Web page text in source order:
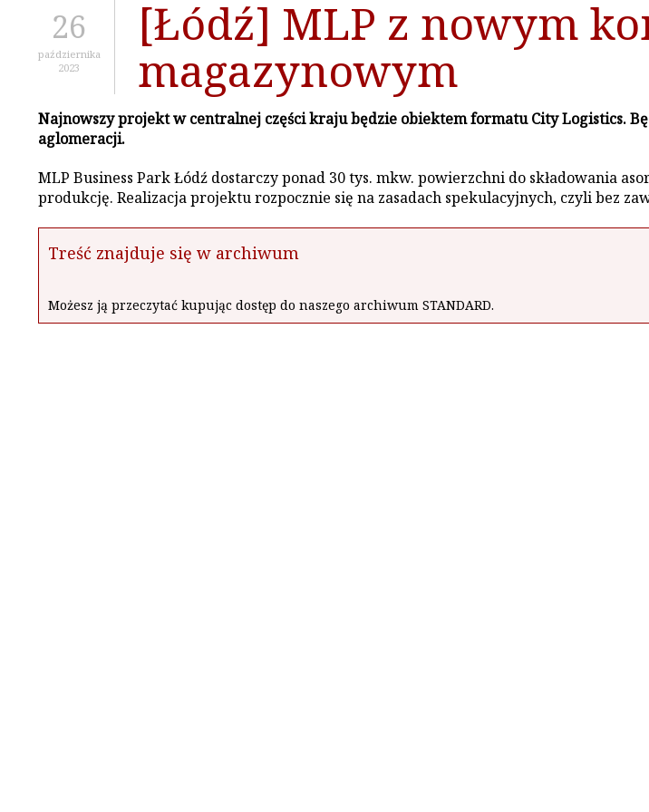
[Łódź] MLP z nowym
magazynowym
26
października
2023
Najnowszy projekt w centralnej części kraju będzie obiektem formatu City Logistics.
aglomeracji.
MLP Business Park Łódź dostarczy ponad 30 tys. mkw. powierzchni do składowania
produkcję. Realizacja projektu rozpocznie się na zasadach spekulacyjnych, czyli bez
Treść znajduje się w archiwum
Możesz ją przeczytać kupując dostęp do naszego archiwum STANDARD.